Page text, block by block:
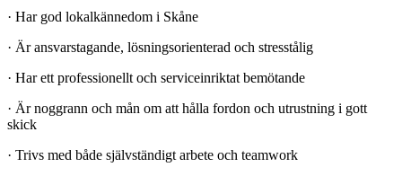
· Har god lokalkännedom i Skåne
· Är ansvarstagande, lösningsorienterad och stresstålig
· Har ett professionellt och serviceinriktat bemötande
· Är noggrann och mån om att hålla fordon och utrustning i gott
skick
· Trivs med både självständigt arbete och teamwork